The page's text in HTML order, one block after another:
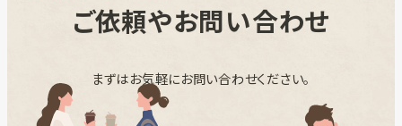
ご依頼やお問い合わせ
まずはお気軽にお問い合わせください。